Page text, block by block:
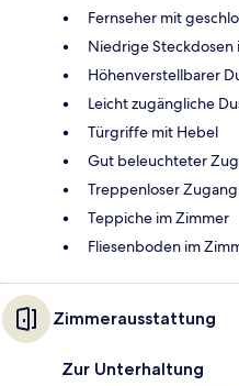
Fernseher mit
Niedrige Steckdosen
Höhenverstellbarer
Leicht zugängliche
Türgriffe mit Hebel
Gut beleuchteter
Treppenloser
Teppiche im Zimmer
Fliesenboden im
Zimmerausstattung
Zur Unterhaltung